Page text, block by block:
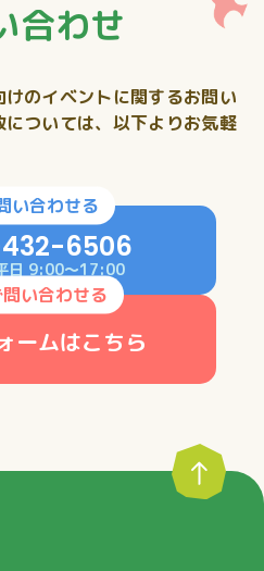
合わせ
のイベントに関するお問い
ついては、以下よりお気軽
い合わせる
6506
日 9:00〜17:00
い合わせる
ームはこちら